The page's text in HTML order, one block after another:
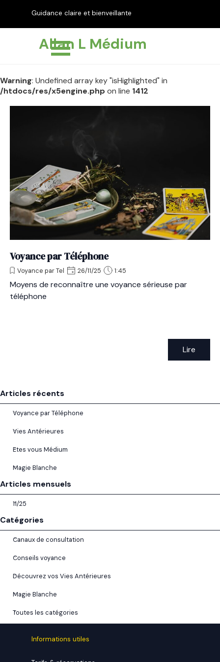
Sauter le menu
Guidance claire et bienveillante
Allan L Médium
Warning: Undefined array key "isHighlighted" in
/htdocs/res/x5engine.php on line 1412
Voyance par Téléphone
Voyance par Tel 26/11/25 1:45
Moyens de reconnaître une voyance sérieuse par
téléphone
Lire
Sauter le bloc Articles récents
Articles récents
Voyance par Téléphone
Vies Antérieures
Etes vous Médium
Magie Blanche
Sauter le bloc Articles mensuels
Articles mensuels
11/25
Sauter le bloc Catégories
Catégories
Canaux de consultation
Conseils voyance
Découvrez vos Vies Antérieures
Magie Blanche
Toutes les catégories
Informations utiles